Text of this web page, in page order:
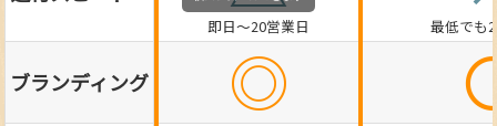
即日～20営業日 最低でも
ブランディング ◎